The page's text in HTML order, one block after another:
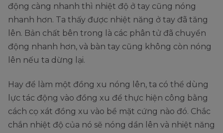
động càng nhanh thì nhiệt độ ở tay cũng nóng
nhanh hơn. Ta thấy được nhiệt năng ở tay đã tăng
lên. Bản chất bên trong là các phân tử đã chuyển
động nhanh hơn, và bàn tay cũng không còn nóng
lên nếu ta dừng lại.
Hay để làm một đồng xu nóng lên, ta có thể dùng
lực tác động vào đồng xu để thực hiện công bằng
cách cọ xát đồng xu vào bề mặt cứng nào đó. Chắc
chắn nhiệt độ của nó sẽ nóng dần lên và nhiệt năng